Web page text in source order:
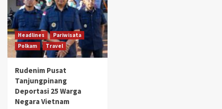
Headlines
Pariwisata
Polkam
Travel
Rudenim Pusat
Tanjungpinang
Deportasi 25 Warga
Negara Vietnam